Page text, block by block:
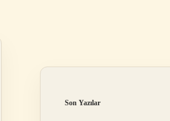
Son Yazılar